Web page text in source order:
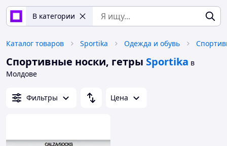
В категории
Каталог товаров Sportika Одежда и обувь
Спортивные носки, гетры Sportika в
Молдове
Фильтры Цена